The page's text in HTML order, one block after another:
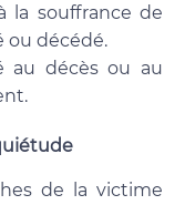
la souffrance de
ou décédé.
au décès ou au
de la victime